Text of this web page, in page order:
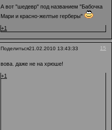
А вот "шедевр" под названием "Бабочка
Мари и красно-желтые герберы"
+1
Поделиться 15
21.02.2010 13:43:33
вова. даже не на хрюше!
+1